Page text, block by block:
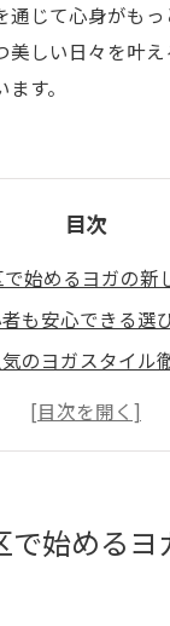
通じて心身がも
美しい日々を叶
す。
目次
始めるヨガの新
も安心できる選
のヨガスタイル
身リフレッシュす
ヨガウェア選び
で始めるヨ